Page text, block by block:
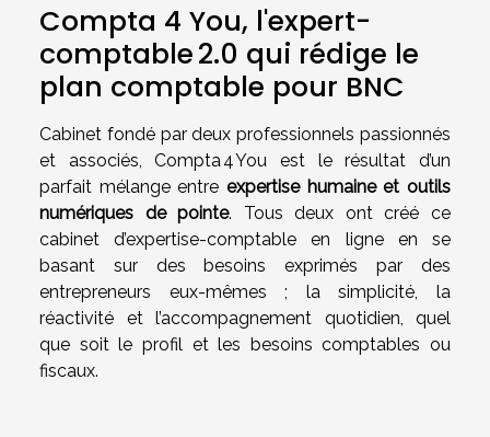
Compta 4 You, l'expert-
comptable 2.0 qui rédige le
plan comptable pour BNC
Cabinet fondé par deux professionnels passionnés
et associés, Compta 4 You est le résultat d’un
parfait mélange entre expertise humaine et outils
numériques de pointe. Tous deux ont créé ce
cabinet d’expertise-comptable en ligne en se
basant sur des besoins exprimés par des
entrepreneurs eux-mêmes ; la simplicité, la
réactivité et l’accompagnement quotidien, quel
que soit le profil et les besoins comptables ou
fiscaux.